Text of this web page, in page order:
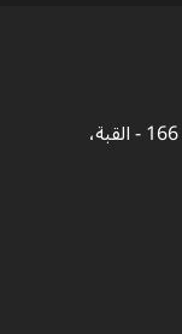
حي سعيدون محمد فيلا رقم 166 - القبة،